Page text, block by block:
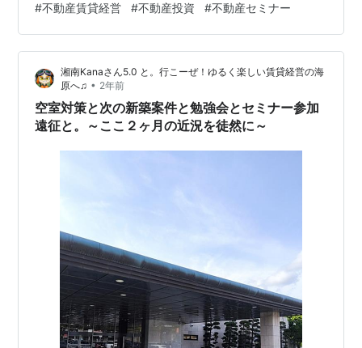
イッターは、https://x.com/kai_natsumi 上記をクリック
＆フォロー（＾▽°）ｖ きっとあなたの人生が劇的に変わ
り、、、ません°д°)。 が、あなたの人生にちょっとした
スパイスを与えることができる。 そんな意識ぬるい系ブ
ログでございます♪ 来たぜ大…
#不動産賃貸経営 #不動産投資 #不動産セミナー
湘南Kanaさん5.0 と。行こーぜ！ゆるく楽しい賃貸経営の海
原へ♫ • 2年前
空室対策と次の新築案件と勉強会とセミナー参加
遠征と。～ここ２ヶ月の近況を徒然に～